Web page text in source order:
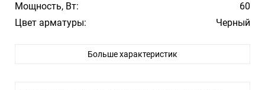
Мощность, Вт:
60
Цвет арматуры:
Черный
Материал плафона/абажура:
Больше характеристик